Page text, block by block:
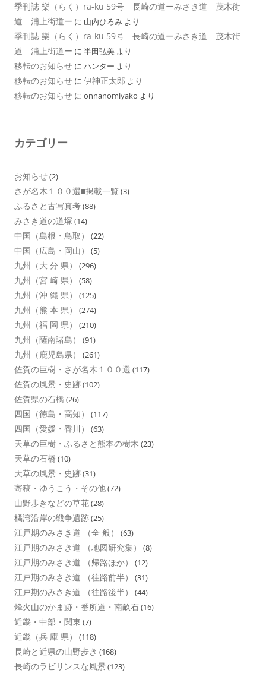
季刊誌 樂（らく）ra-ku 59号 長崎の道ーみさき道 茂木街
道 浦上街道ー に 山内ひろみ より
季刊誌 樂（らく）ra-ku 59号 長崎の道ーみさき道 茂木街
道 浦上街道ー に 半田弘美 より
移転のお知らせ に ハンター より
移転のお知らせ に 伊神正太郎 より
移転のお知らせ に onnanomiyako より
カテゴリー
お知らせ(2)
さが名木１００選■掲載一覧 (3)
ふるさと古写真考(88)
みさき道の道塚 (14)
中国（島根・鳥取） (22)
中国（広島・岡山） (5)
九州（大 分 県） (296)
九州（宮 崎 県） (58)
九州（沖 縄 県） (125)
九州（熊 本 県） (274)
九州（福 岡 県） (210)
九州（薩南諸島） (91)
九州（鹿児島県） (261)
佐賀の巨樹・さが名木１００選 (117)
佐賀の風景・史跡(102)
佐賀県の石橋 (26)
四国（徳島・高知） (117)
四国（愛媛・香川） (63)
天草の巨樹・ふるさと熊本の樹木 (23)
天草の石橋 (10)
天草の風景・史跡(31)
寄稿・ゆうこう・その他(72)
山野歩きなどの草花(28)
橘湾沿岸の戦争遺跡(25)
江戸期のみさき道 （全 般） (63)
江戸期のみさき道 （地図研究集） (8)
江戸期のみさき道 （帰路ほか） (12)
江戸期のみさき道 （往路前半） (31)
江戸期のみさき道 （往路後半） (44)
烽火山のかま跡・番所道・南畝石(16)
近畿・中部・関東 (7)
近畿（兵 庫 県） (118)
長崎と近県の山野歩き (168)
長崎のラビリンスな風景 (123)